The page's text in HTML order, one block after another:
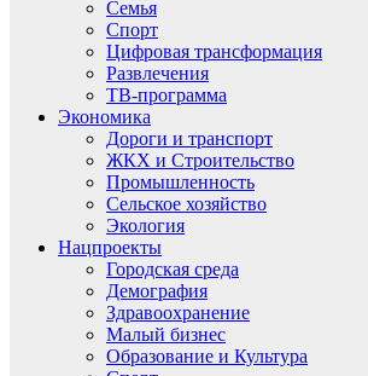
Семья
Спорт
Цифровая трансформация
Развлечения
ТВ-программа
Экономика
Дороги и транспорт
ЖКХ и Строительство
Промышленность
Сельское хозяйство
Экология
Нацпроекты
Городская среда
Демография
Здравоохранение
Малый бизнес
Образование и Культура